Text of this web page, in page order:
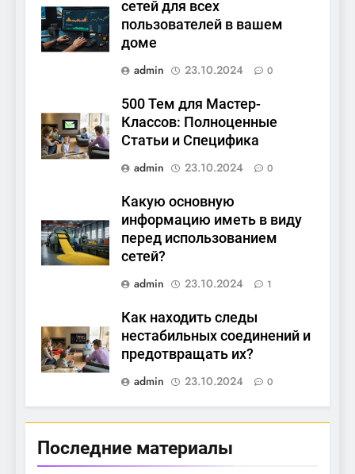
сетей для всех
пользователей в вашем
доме
admin
23.10.2024 0
500 Тем для Мастер-
Классов: Полноценные
Статьи и Специфика
admin
23.10.2024 0
Какую основную
информацию иметь в виду
перед использованием
сетей?
admin
23.10.2024 1
Как находить следы
нестабильных соединений и
предотвращать их?
admin
23.10.2024 0
Последние материалы